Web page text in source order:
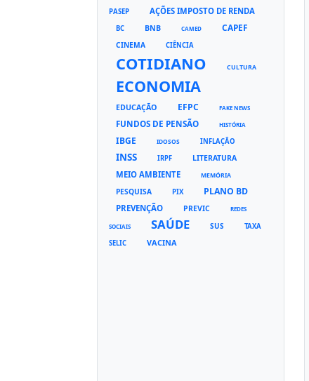
PASEP
AÇÕES IMPOSTO DE RENDA
BC BNB CAMED CAPEF
CINEMA CIÊNCIA
COTIDIANO CULTURA
ECONOMIA
EDUCAÇÃO EFPC FAKE NEWS
FUNDOS DE PENSÃO HISTÓRIA
IBGE IDOSOS INFLAÇÃO
INSS IRPF LITERATURA
MEIO AMBIENTE MEMÓRIA
PESQUISA PIX PLANO BD
PREVENÇÃO PREVIC REDES
SOCIAIS SAÚDE SUS
TAXA
SELIC
VACINA